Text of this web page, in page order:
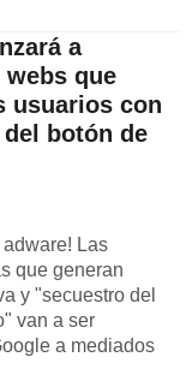
a
que
usuarios con
botón de
adware! Las
que generan
y "secuestro del
van a ser
a mediados